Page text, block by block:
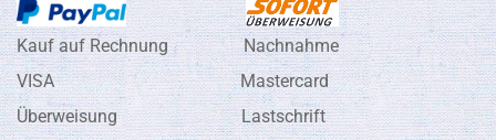
Kauf auf Rechnung Nachnahme
VISA Mastercard
Überweisung Lastschrift